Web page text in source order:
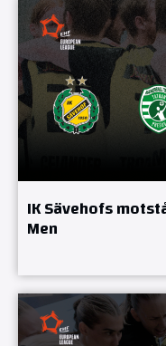
IK Sävehofs
Men